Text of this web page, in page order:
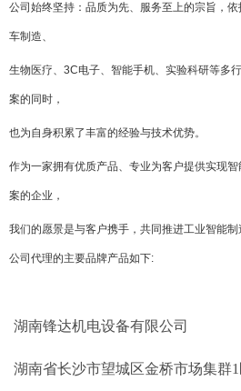
公司始终坚持：品质为先、服务至上的宗旨，
车制造、
生物医疗、3C电子、智能手机、实验科研等多
案的同时，
也为自身积累了丰富的经验与技术优势。
作为一家拥有优质产品、专业为客户提供实现
案的企业，
我们的愿景是与客户携手，共同推进工业智能制
公司代理的主要品牌产品如下:
湖南锋达机电设备有限公司
湖南省长沙市望城区金桥市场集群1